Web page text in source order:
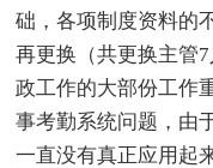
础，各项制度资料的
再更换（共更换主管
政工作的大部份工作
事考勤系统问题，由
一直没有真正应用起